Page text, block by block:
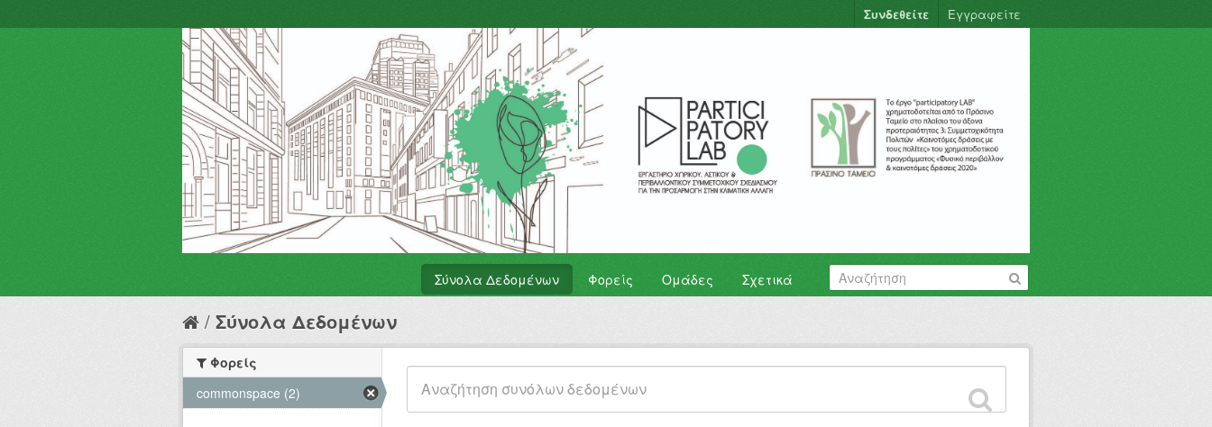
Συνδεθείτε Εγγραφείτε
Σύνολα Δεδομένων Φορείς Ομάδες Σχετικά
Σύνολα Δεδομένων
Φορείς
commonspace (2)